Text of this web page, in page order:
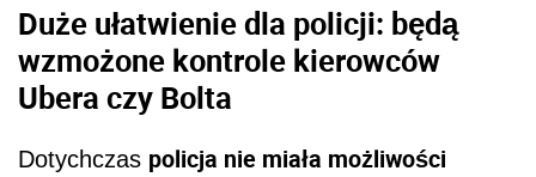
Duże ułatwienie dla policji: będą
wzmożone kontrole kierowców
Ubera czy Bolta
Dotychczas policja nie miała możliwości